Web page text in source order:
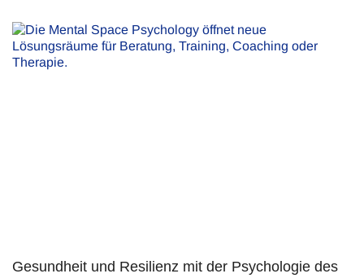
Gesundheit und Resilienz mit der Psychologie des